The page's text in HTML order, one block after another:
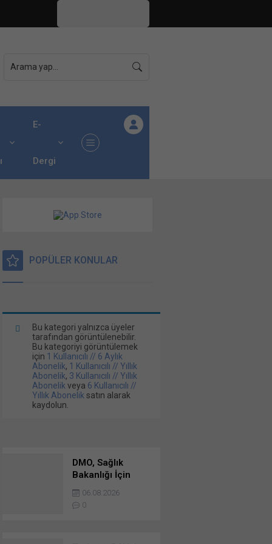
E-
Dergi
POPÜLER KONULAR
Bu kategori yalnızca üyeler
tarafından görüntülenebilir.
Bu kategoriyi görüntülemek
için 1 Kullanıcılı // 6 Aylık
Abonelik, 1 Kullanıcılı // Yıllık
Abonelik, 3 Kullanıcılı // Yıllık
Abonelik veya 6 Kullanıcılı //
Yıllık Abonelik satın alarak
kaydolun.
DMO, Sağlık
Bakanlığı İçin
Tedarik Edeceği
459 Adet Yeni
Ambulans İçin
06.08.2026
0